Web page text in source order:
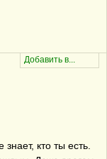
кто ты есть.